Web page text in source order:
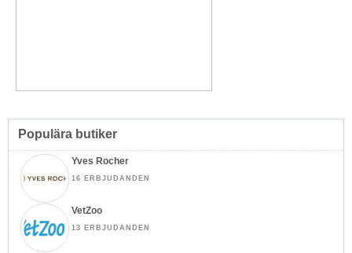
Populära butiker
Yves Rocher
16 ERBJUDANDEN
VetZoo
13 ERBJUDANDEN